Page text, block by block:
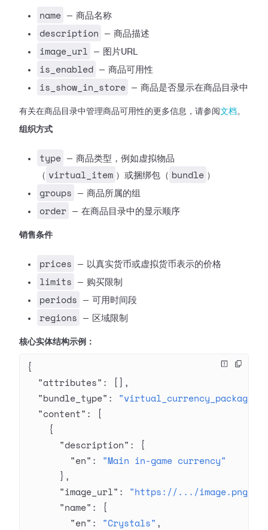
name — 商品名称
description — 商品描述
image_url — 图片URL
is_enabled — 商品可用性
is_show_in_store — 商品是否显示在商品目录中
有关在商品目录中管理商品可用性的更多信息，请参阅 文档。
组织方式
type
— 商品类型，例如虚拟物品
（ virtual_item ）或捆绑包（ bundle ）
groups — 商品所属的组
order — 在商品目录中的显示顺序
销售条件
prices — 以真实货币或虚拟货币表示的价格
limits — 购买限制
periods — 可用时间段
regions — 区域限制
核心实体结构示例：
{
  "attributes"
: [],
  "bundle_type"
: "virtual_currency_package"
  "content"
: [
    {
      "description"
: {
        "en"
: "Main in-game currency"
      },
      "image_url"
: "https://.../image.png"
      "name"
: {
        "en"
: "Crystals" ,